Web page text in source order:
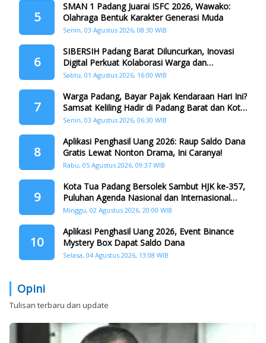
5
SMAN 1 Padang Juarai ISFC 2026, Wawako:
Olahraga Bentuk Karakter Generasi Muda
Senin, 03 Agustus 2026, 08:30 WIB
6
SIBERSIH Padang Barat Diluncurkan, Inovasi
Digital Perkuat Kolaborasi Warga dan
Pemerintah Atasi Persampahan
Sabtu, 01 Agustus 2026, 16:00 WIB
7
Warga Padang, Bayar Pajak Kendaraan Hari Ini?
Samsat Keliling Hadir di Padang Barat dan Koto
Tangah
Senin, 03 Agustus 2026, 06:30 WIB
8
Aplikasi Penghasil Uang 2026: Raup Saldo Dana
Gratis Lewat Nonton Drama, Ini Caranya!
Rabu, 05 Agustus 2026, 09:37 WIB
9
Kota Tua Padang Bersolek Sambut HJK ke-357,
Puluhan Agenda Nasional dan Internasional
Siap Digelar
Minggu, 02 Agustus 2026, 20:00 WIB
10
Aplikasi Penghasil Uang 2026, Event Binance
Mystery Box Dapat Saldo Dana
Selasa, 04 Agustus 2026, 13:08 WIB
Opini
Tulisan terbaru dan update